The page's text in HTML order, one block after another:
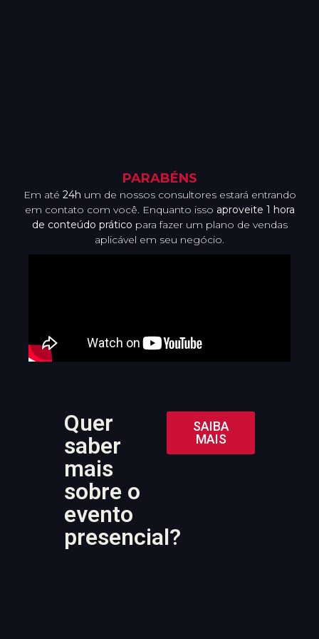
PARABÉNS
Em até 24h um de nossos consultores estará entrando
em contato com você. Enquanto isso aproveite 1 hora
de conteúdo prático para fazer um plano de vendas
aplicável em seu negócio.
Quer
saber
mais
sobre o
evento
presencial?
SAIBA
MAIS